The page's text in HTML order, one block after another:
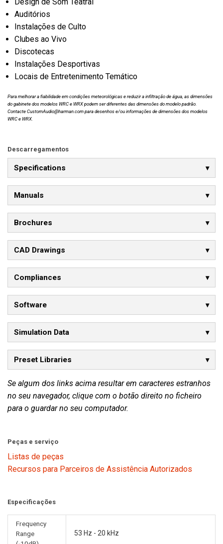
Auditórios
Instalações de Culto
Clubes ao Vivo
Discotecas
Instalações Desportivas
Locais de Entretenimento Temático
Para melhorar a fiabilidade em condições meteorológicas e reduzir a infiltração de água, as dimensões
do gabinete dos modelos WRC e WRX podem ser diferentes das dimensões do modelo padrão.
Contacte CustomAudio@harman.com para desenhos e/ou informações de dimensões dos modelos
WRC e WRX.
Descarregamentos
Specifications
Manuals
Brochures
CAD Drawings
Compliances
Software
Simulation Data
Preset Libraries
Se algum dos links acima resultar em caracteres estranhos
no seu navegador, clique com o botão direito no ficheiro
para o guardar no seu computador.
Peças e serviço
Listas de peças
Recursos para Parceiros de Assistência Autorizados
Especificações
Frequency
Range
53 Hz - 20 kHz